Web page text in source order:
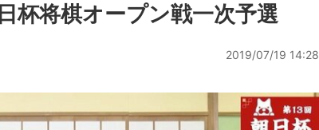
杯将棋オープン戦一次予選
2019/07/19 14:28